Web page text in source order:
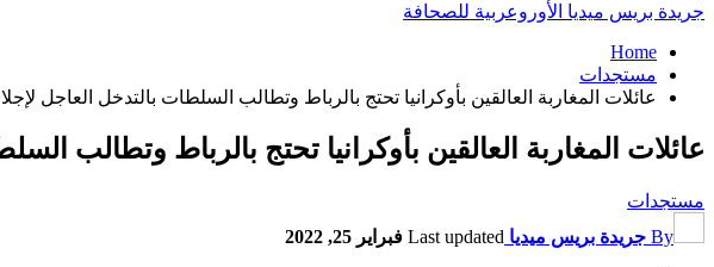
جريدة بريس ميديا الأوروعربية للصحافة
Home
مستجدات
عائلات المغاربة العالقين بأوكرانيا تحتج بالرباط وتطالب السلطات بالتدخل العاجل
عائلات المغاربة العالقين بأوكرانيا تحتج بالرباط وتطالب
مستجدات
By جريدة بريس ميديا Last updated فبراير 25, 2022